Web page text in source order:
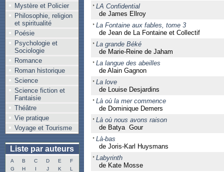
Mystère et Policier
Philosophie, religion
et spiritualité
Poésie
Psychologie et
Sociologie
Romance
Roman historique
Science
Science fiction et
Fantaisie
Théâtre
Vie pratique
Voyage et Tourisme
Liste par auteurs
A B C D E
F
G
H I J K
L
LA Confidential
de James Ellroy
La Fontaine aux fables, tome 3
de Jean de La Fontaine et Collectif
La grande Béké
de Marie-Reine de Jaham
La langue des abeilles
de Alain Gagnon
La love
de Louise Desjardins
Là où la mer commence
de Dominique Demers
Là où nous avons raison
de Batya Gour
Là-bas
de Joris-Karl Huysmans
Labyrinth
de Kate Mosse